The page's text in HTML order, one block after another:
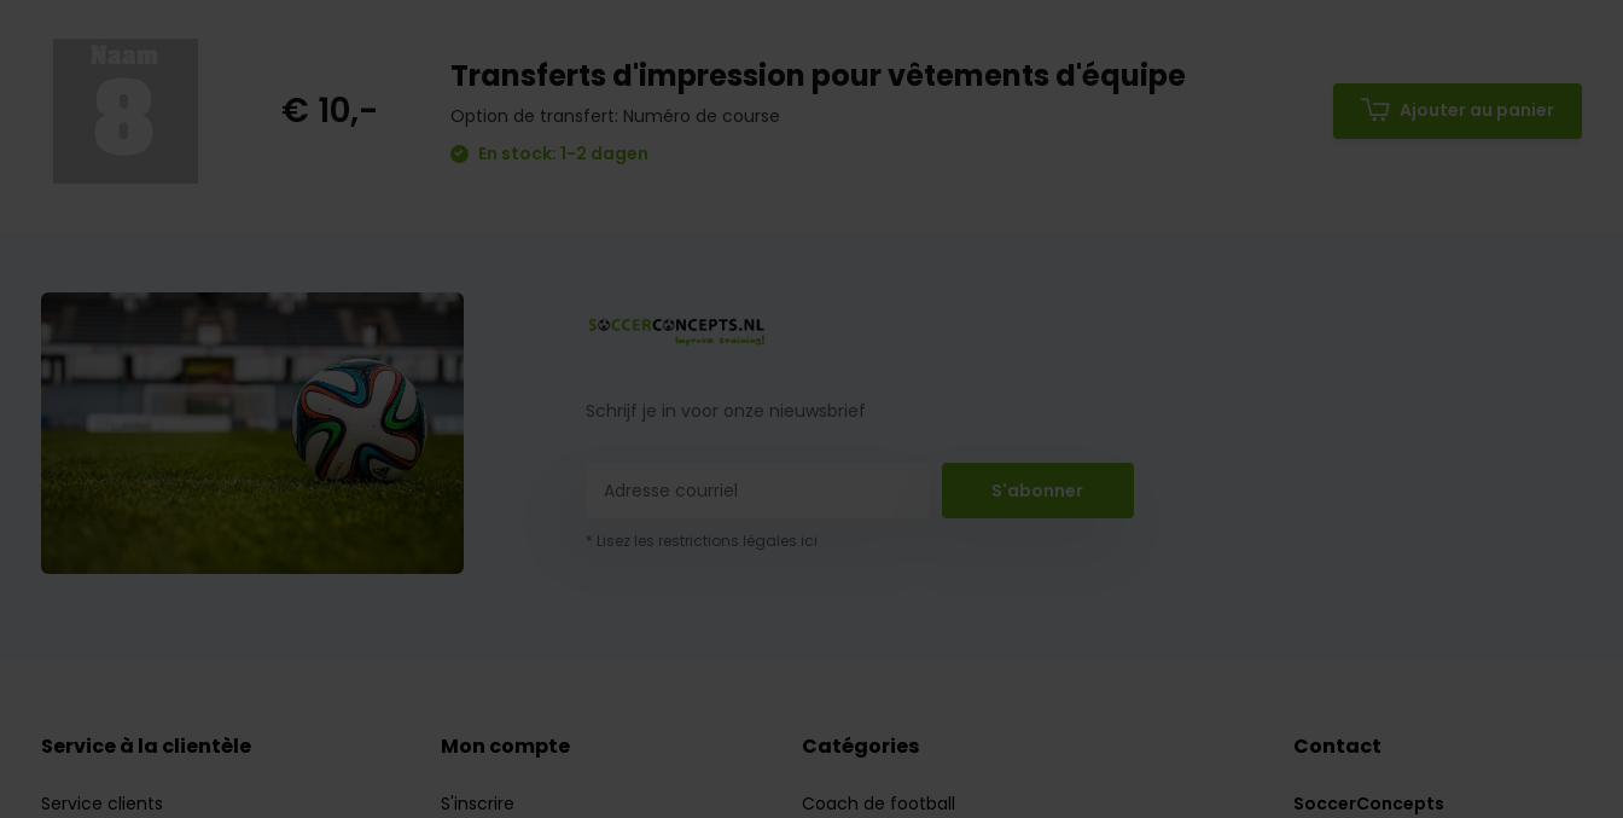
€ 10,-
Transferts d'impression pour vêtements d'équipe
Option de transfert: Numéro de course
En stock: 1-2 dagen
Ajouter au panier
Schrijf je in voor onze nieuwsbrief
S'abonner
* Lisez les restrictions légales ici
Service à la clientèle
Service clients
Mon compte
S'inscrire
Catégories
Coach de football
Contact
SoccerConcepts